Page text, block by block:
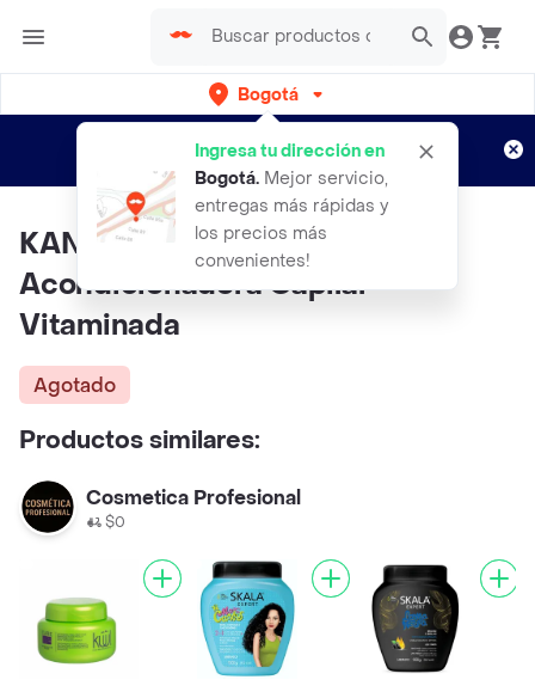
Bogotá
Ingresa tu dirección en
Bogotá. Mejor servicio,
entregas más rápidas y
los precios más
convenientes!
envíos gratis por semanas
Aplican TyC
KANECHOM Mascara
Acondicionadora Capilar
Vitaminada
Agotado
Productos similares:
Cosmetica Profesional
$0